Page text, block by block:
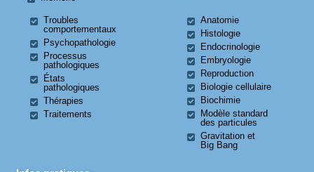
Troubles
comportementaux
Psychopathologie
Processus
pathologiques
États
pathologiques
Thérapies
Traitements
Anatomie
Histologie
Endocrinologie
Embryologie
Reproduction
Biologie cellulaire
Biochimie
Modèle standard
des particules
Gravitation et
Big Bang